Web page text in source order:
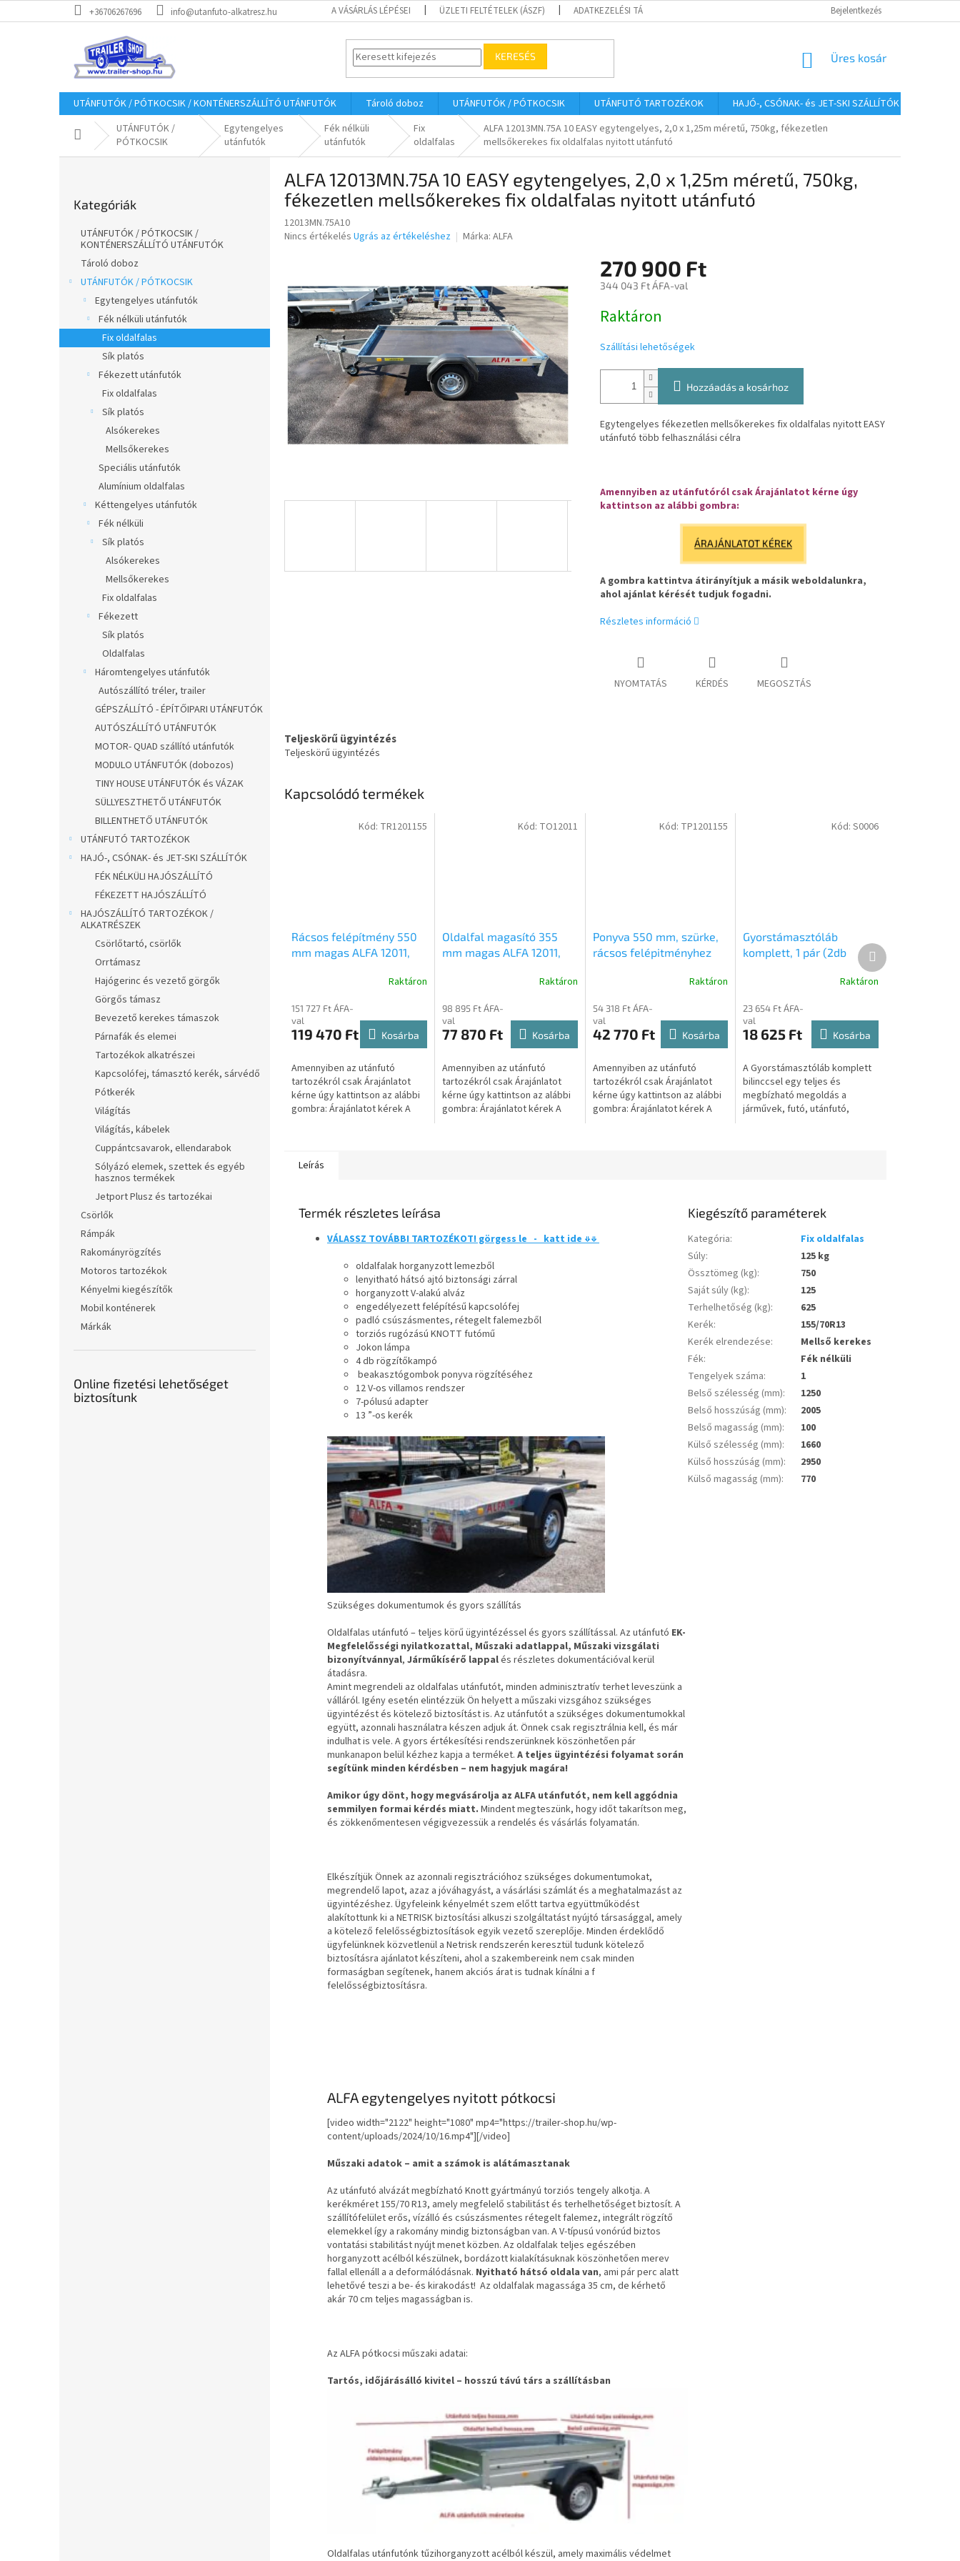
a
+36706267696 info@utanfuto-alkatresz.hu A VÁSÁRLÁS LÉPÉSEI ÜZLETI FELTÉTELEK (ÁSZF) ADATKEZELÉSI TÁJÉKOZTATÓ Bejelentkezés
KERESÉS KOSÁR
Üres kosár
UTÁNFUTÓK / PÓTKOCSIK / KONTÉNERSZÁLLÍTÓ UTÁNFUTÓK Tároló doboz UTÁNFUTÓK / PÓTKOCSIK UTÁNFUTÓ TARTOZÉKOK HAJÓ-, CSÓNAK- és JET-SKI SZÁLLÍTÓK
KezdőlapUTÁNFUTÓK /
PÓTKOCSIK
Egytengelyes
utánfutók
Fék nélküli
utánfutók
Fix
oldalfalas
ALFA 12013MN.75A 10 EASY egytengelyes, 2,0 x 1,25m méretű, 750kg, fékezetlen
mellsőkerekes fix oldalfalas nyitott utánfutó
átugrása
Kategóriák
UTÁNFUTÓK / PÓTKOCSIK /
KONTÉNERSZÁLLÍTÓ UTÁNFUTÓK
Tároló doboz
UTÁNFUTÓK / PÓTKOCSIK
Egytengelyes utánfutók
Fék nélküli utánfutók
Fix oldalfalas
Sík platós
Fékezett utánfutók
Fix oldalfalas
Sík platós
Alsókerekes
Mellsőkerekes
Speciális utánfutók
Alumínium oldalfalas
Kéttengelyes utánfutók
Fék nélküli
Sík platós
Alsókerekes
Mellsőkerekes
Fix oldalfalas
Fékezett
Sík platós
Oldalfalas
Háromtengelyes utánfutók
Autószállító tréler, trailer
GÉPSZÁLLÍTÓ - ÉPÍTŐIPARI UTÁNFUTÓK
AUTÓSZÁLLÍTÓ UTÁNFUTÓK
MOTOR- QUAD szállító utánfutók
MODULO UTÁNFUTÓK (dobozos)
TINY HOUSE UTÁNFUTÓK és VÁZAK
SÜLLYESZTHETŐ UTÁNFUTÓK
BILLENTHETŐ UTÁNFUTÓK
UTÁNFUTÓ TARTOZÉKOK
HAJÓ-, CSÓNAK- és JET-SKI SZÁLLÍTÓK
FÉK NÉLKÜLI HAJÓSZÁLLÍTÓ
FÉKEZETT HAJÓSZÁLLÍTÓ
HAJÓSZÁLLÍTÓ TARTOZÉKOK /
ALKATRÉSZEK
Csörlőtartó, csörlők
Orrtámasz
Hajógerinc és vezető görgők
Görgős támasz
Bevezető kerekes támaszok
Párnafák és elemei
Tartozékok alkatrészei
Kapcsolófej, támasztó kerék, sárvédő
Pótkerék
Világítás
Világítás, kábelek
Cuppántcsavarok, ellendarabok
Sólyázó elemek, szettek és egyéb
hasznos termékek
Jetport Plusz és tartozékai
Csörlők
Rámpák
Rakományrögzítés
Motoros tartozékok
Kényelmi kiegészítők
Mobil konténerek
Márkák
Online fizetési lehetőséget
biztosítunk
ALFA 12013MN.75A 10 EASY egytengelyes, 2,0 x 1,25m méretű, 750kg,
fékezetlen mellsőkerekes fix oldalfalas nyitott utánfutó
12013MN.75A10
A
5-
ből
0,0
csillag.
Nincs értékelés Ugrás az értékeléshez Márka: ALFA
270 900 Ft
344 043 Ft ÁFA-val
Raktáron
Szállítási lehetőségek
Hozzáadás a kosárhoz
Egytengelyes fékezetlen mellsőkerekes fix oldalfalas nyitott EASY
utánfutó több felhasználási célra
Amennyiben az utánfutóról csak Árajánlatot kérne úgy
kattintson az alábbi gombra:
ÁRAJÁNLATOT KÉREK
A gombra kattintva átirányítjuk a másik weboldalunkra,
ahol ajánlat kérését tudjuk fogadni.
Részletes információ
NYOMTATÁS KÉRDÉS MEGOSZTÁS
Teljeskörű ügyintézés
Teljeskörű ügyintézés
Kapcsolódó termékek
Rácsos felépítmény 550
mm magas ALFA 12011,
Raktáron
151 727 Ft ÁFA-
val
119 470 Ft Kosárba
Amennyiben az utánfutó
tartozékról csak Árajánlatot
kérne úgy kattintson az alábbi
gombra: Árajánlatot kérek A
Kód: TR1201155
Oldalfal magasító 355
mm magas ALFA 12011,
Raktáron
98 895 Ft ÁFA-
val
77 870 Ft Kosárba
Amennyiben az utánfutó
tartozékról csak Árajánlatot
kérne úgy kattintson az alábbi
gombra: Árajánlatot kérek A
Kód: TO12011
Ponyva 550 mm, szürke,
rácsos felépitményhez
Raktáron
54 318 Ft ÁFA-
val
42 770 Ft Kosárba
Amennyiben az utánfutó
tartozékról csak Árajánlatot
kérne úgy kattintson az alábbi
gombra: Árajánlatot kérek A
Kód: TP1201155
Gyorstámasztóláb
komplett, 1 pár (2db
konzol szükséges még a
fix oldalfalas kivitelRaktáron
23 654 Ft ÁFA-
val
18 625 Ft Kosárba
A Gyorstámasztóláb komplett
bilinccsel egy teljes és
megbízható megoldás a
járművek, futó, utánfutó,
Kód: S0006
Következő
termék
Leírás
Termék részletes leírása
VÁLASSZ TOVÁBBI TARTOZÉKOT! görgess le - katt ide ⇓⇓
oldalfalak horganyzott lemezből
lenyitható hátsó ajtó biztonsági zárral
horganyzott V-alakú alváz
engedélyezett felépítésű kapcsolófej
padló csúszásmentes, rétegelt falemezből
torziós rugózású KNOTT futómű
Jokon lámpa
4 db rögzítőkampó
beakasztógombok ponyva rögzítéséhez
12 V-os villamos rendszer
7-pólusú adapter
13 ”-os kerék
Szükséges dokumentumok és gyors szállítás
Oldalfalas utánfutó – teljes körű ügyintézéssel és gyors szállítással. Az utánfutó EK-
Megfelelősségi nyilatkozattal, Műszaki adatlappal, Műszaki vizsgálati
bizonyítvánnyal, Járműkísérő lappalés részletes dokumentációval kerül
átadásra.
Amint megrendeli az oldalfalas utánfutót, minden adminisztratív terhet leveszünk a
válláról. Igény esetén elintézzük Ön helyett a műszaki vizsgához szükséges
ügyintézést és kötelező biztosítást is. Az utánfutót a szükséges dokumentumokkal
együtt, azonnali használatra készen adjuk át. Önnek csak regisztrálnia kell, és már
indulhat is vele. A gyors értékesítési rendszerünknek köszönhetően pár
munkanapon belül kézhez kapja a terméket. A teljes ügyintézési folyamat során
segítünk minden kérdésben – nem hagyjuk magára!
Amikor úgy dönt, hogy megvásárolja az ALFA utánfutót, nem kell aggódnia
semmilyen formai kérdés miatt. Mindent megteszünk, hogy időt takarítson meg,
és zökkenőmentesen végigvezessük a rendelés és vásárlás folyamatán.
Elkészítjük Önnek az azonnali regisztrációhoz szükséges dokumentumokat,
megrendelő lapot, azaz a jóváhagyást, a vásárlási számlát és a meghatalmazást az
ügyintézéshez. Ügyfeleink kényelmét szem előtt tartva együttműködést
alakítottunk ki a NETRISK biztosítási alkuszi szolgáltatást nyújtó társasággal, amely
a kötelező felelősségbiztosítások egyik vezető szereplője. Minden érdeklődő
ügyfelünknek közvetlenül a Netrisk rendszerén keresztül tudunk kötelező
biztosításra ajánlatot készíteni, ahol a szakembereink nem csak minden
formaságban segítenek, hanem akciós árat is tudnak kínálni a f
felelősségbiztosításra.
ALFA egytengelyes nyitott pótkocsi
[video width="2122" height="1080" mp4="https://trailer-shop.hu/wp-
content/uploads/2024/10/16.mp4"][/video]
Műszaki adatok – amit a számok is alátámasztanak
Az utánfutó alvázát megbízható Knott gyártmányú torziós tengely alkotja. A
kerékméret 155/70 R13, amely megfelelő stabilitást és terhelhetőséget biztosít. A
szállítófelület erős, vízálló és csúszásmentes rétegelt falemez, integrált rögzítő
elemekkel így a rakomány mindig biztonságban van. A V-típusú vonórúd biztos
vontatási stabilitást nyújt menet közben. Az oldalfalak teljes egészében
horganyzott acélból készülnek, bordázott kialakításuknak köszönhetően merev
fallal ellenáll a a deformálódásnak. Nyitható hátsó oldala van, ami pár perc alatt
lehetővé teszi a be- és kirakodást! Az oldalfalak magassága 35 cm, de kérhető
akár 70 cm teljes magasságban is.
Az ALFA pótkocsi műszaki adatai:
Tartós, időjárásálló kivitel – hosszú távú társ a szállításban
Oldalfalas utánfutónk tűzihorganyzott acélból készül, amely maximális védelmet
Kiegészítő paraméterek
Kategória:
Fix oldalfalas
Súly:
125 kg
Össztömeg (kg):
750
Saját súly (kg):
125
Terhelhetőség (kg):
625
Kerék:
155/70R13
Kerék elrendezése:
Mellső kerekes
Fék:
Fék nélküli
Tengelyek száma:
1
Belső szélesség (mm):
1250
Belső hosszúság (mm):
2005
Belső magasság (mm):
100
Külső szélesség (mm):
1660
Külső hosszúság (mm):
2950
Külső magasság (mm): 770